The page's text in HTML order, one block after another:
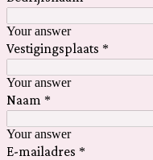
Your answer
Vestigingsplaats *
Your answer
Naam *
Your answer
E-mailadres *